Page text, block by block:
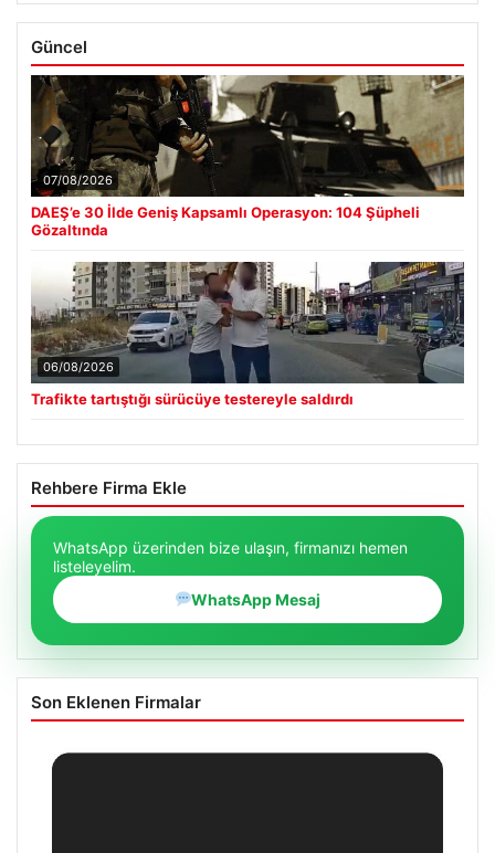
Güncel
07/08/2026
DAEŞ’e 30 İlde Geniş Kapsamlı Operasyon: 104 Şüpheli
Gözaltında
06/08/2026
Trafikte tartıştığı sürücüye testereyle saldırdı
Rehbere Firma Ekle
WhatsApp üzerinden bize ulaşın, firmanızı hemen
listeleyelim.
WhatsApp Mesaj
Son Eklenen Firmalar